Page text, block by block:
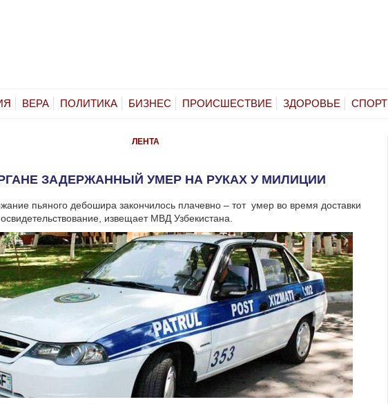
ВЕРА ПОЛИТИКА БИЗНЕС ПРОИСШЕСТВИЕ ЗДОРОВЬЕ СПОРТ
ЛЕНТА
ЗАДЕРЖАННЫЙ УМЕР НА РУКАХ У МИЛИЦИИ
пьяного дебошира закончилось плачевно – тот умер во время доставки
извещает МВД Узбекистана.